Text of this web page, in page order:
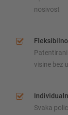
nosivost
visine bez
Svaka